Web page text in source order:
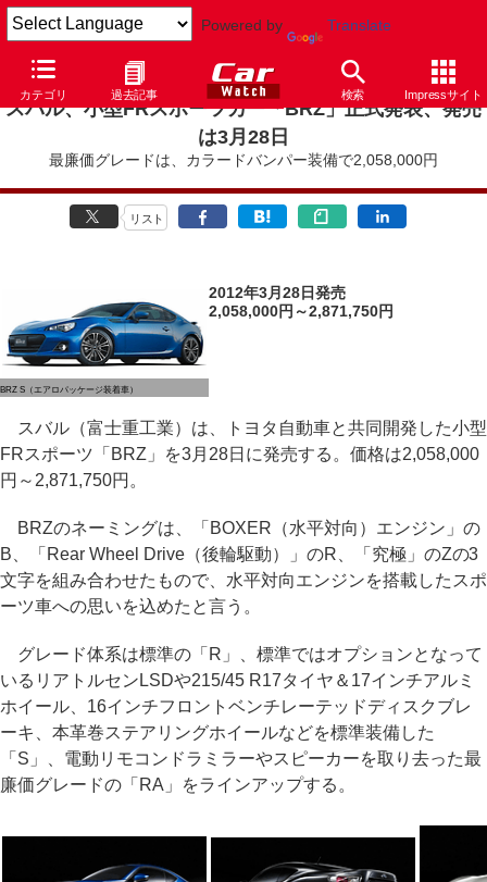
Powered by Translate
カテゴリ 過去記事 検索 Impressサイト
スバル、小型FRスポーツカー「BRZ」正式発表、発売
は3月28日
最廉価グレードは、カラードバンパー装備で2,058,000円
リスト
BRZ S（エアロパッケージ装着車）
2012年3月28日発売
2,058,000円～2,871,750円
スバル（富士重工業）は、トヨタ自動車と共同開発した小型
FRスポーツ「BRZ」を3月28日に発売する。価格は2,058,000
円～2,871,750円。
BRZのネーミングは、「BOXER（水平対向）エンジン」の
B、「Rear Wheel Drive（後輪駆動）」のR、「究極」のZの3
文字を組み合わせたもので、水平対向エンジンを搭載したスポ
ーツ車への思いを込めたと言う。
グレード体系は標準の「R」、標準ではオプションとなって
いるリアトルセンLSDや215/45 R17タイヤ＆17インチアルミ
ホイール、16インチフロントベンチレーテッドディスクブレ
ーキ、本革巻ステアリングホイールなどを標準装備した
「S」、電動リモコンドラミラーやスピーカーを取り去った最
廉価グレードの「RA」をラインアップする。